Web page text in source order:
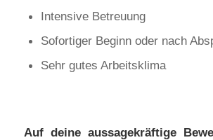
Intensive Betreuung
Sofortiger Beginn oder nach
Sehr gutes Arbeitsklima
Auf deine aussagekräftige